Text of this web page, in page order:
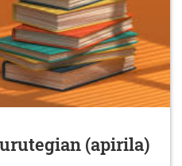
(apirila)